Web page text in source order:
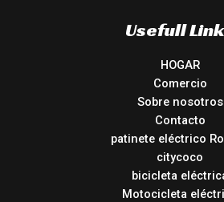
Usefull
HOGAR
Comercio
Sobre nosotros
Contacto
patinete eléctrico
citycoco
bicicleta
Motocicleta